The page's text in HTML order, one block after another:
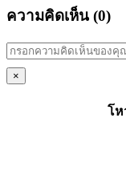
ความคิดเห็น (0)
×
โห